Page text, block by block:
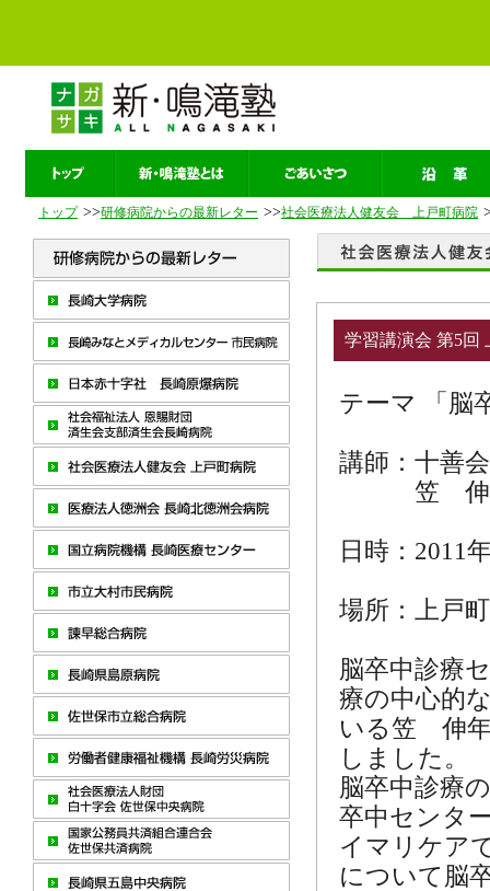
トップ >>研修病院からの最新レター >>社会医療法人健友会 上戸町病院
学習講演会 第5回
テーマ 「脳
講師：十
笠 伸年
日時：2011
場所：上戸
脳卒中診療
療の中心的
いる笠 伸年
しました
脳卒中診療
卒中センタ
イマリケア
について脳